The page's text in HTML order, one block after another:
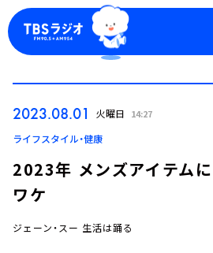
ログイン
2023.08.01 火曜日 14:27
ライフスタイル・健康
2023年 メンズアイテムに
ワケ
ジェーン・スー 生活は踊る